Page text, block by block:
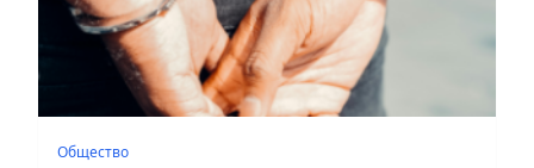
Общество